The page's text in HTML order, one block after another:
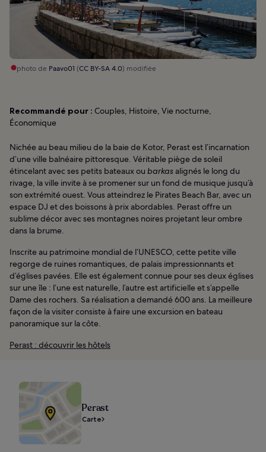
photo de Paavo01 (CC BY-SA 4.0) modifiée
Recommandé pour : Couples, Histoire, Vie nocturne,
Économique
Nichée au beau milieu de la baie de Kotor, Perast est l’incarnation
d’une ville balnéaire pittoresque. Véritable piège de soleil
étincelant avec ses petits bateaux ou barkas alignés le long du
rivage, la ville invite à se promener sur un fond de musique jusqu’à
son extrémité ouest. Vous atteindrez le Pirates Beach Bar, avec un
espace DJ et des boissons à prix abordables. Perast offre un
sublime décor avec ses montagnes noires projetant leur ombre
dans la brume.
Inscrite au patrimoine mondial de l’UNESCO, cette petite ville
regorge de ruines romantiques, de palais impressionnants et
d’églises pavées. Elle est également connue pour ses deux églises
sur une île : l’une est naturelle, l’autre est artificielle et s’appelle
Dame des rochers. Sa réalisation a demandé 600 ans. La meilleure
façon de la visiter consiste à faire une excursion en bateau
panoramique sur la côte.
Perast : découvrir les hôtels
Perast
Carte